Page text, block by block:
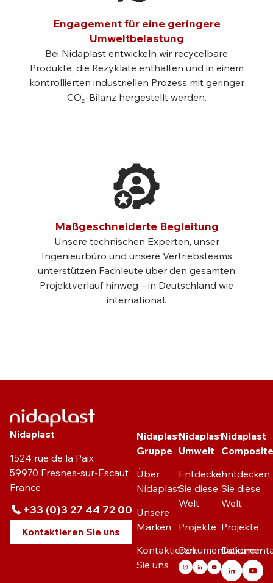
Engagement für eine geringere
Umweltbelastung
Bei Nidaplast entwickeln wir recycelbare
Produkte, die Rezyklate enthalten und in einem
kontrollierten industriellen Prozess mit geringer
CO₂-Bilanz hergestellt werden.
Maßgeschneiderte Begleitung
Unsere technischen Experten, unser
Ingenieurbüro und unsere Vertriebsteams
unterstützen Fachleute über den gesamten
Projektverlauf hinweg – in Deutschland wie
international.
Nidaplast
1524 rue de la Paix
59970 Fresnes-sur-Escaut
France
+33 (0)3 27 44 72 00
Kontaktieren Sie uns
Nidaplast
Gruppe
Über
Nidaplast
Unsere
Marken
Kontaktieren
Sie uns
Nidaplast
Umwelt
Entdecken
Sie diese
Welt
Projekte
Dokumentationen
Nidaplast
Entdecken
Sie diese
Welt
Projekte